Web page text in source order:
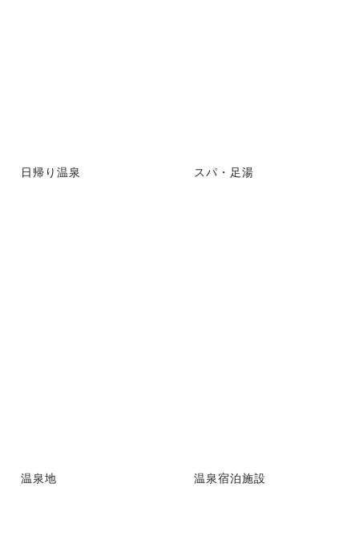
日帰り温泉 スパ・足湯
温泉地 温泉宿泊施設